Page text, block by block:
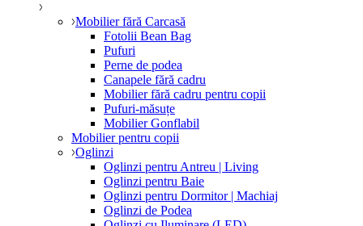
Mobilier fără Carcasă
Fotolii Bean Bag
Pufuri
Perne de podea
Canapele fără cadru
Mobilier fără cadru pentru copii
Pufuri-măsuțe
Mobilier Gonflabil
Mobilier pentru copii
Oglinzi
Oglinzi pentru Antreu | Living
Oglinzi pentru Baie
Oglinzi pentru Dormitor | Machiaj
Oglinzi de Podea